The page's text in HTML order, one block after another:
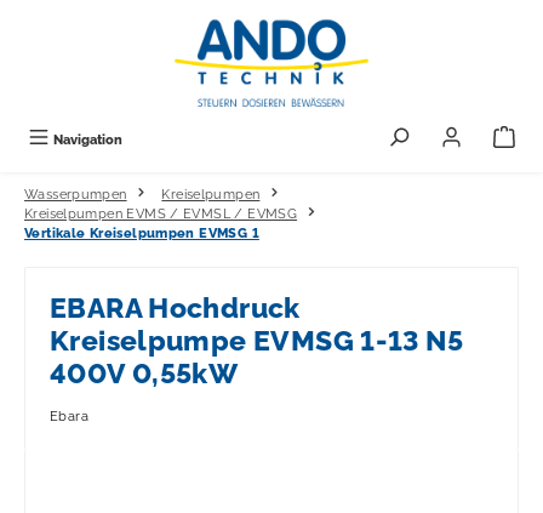
Navigation
Wasserpumpen
Kreiselpumpen
Kreiselpumpen EVMS / EVMSL / EVMSG
Vertikale Kreiselpumpen EVMSG 1
EBARA Hochdruck
Kreiselpumpe EVMSG 1-13 N5
400V 0,55kW
Ebara